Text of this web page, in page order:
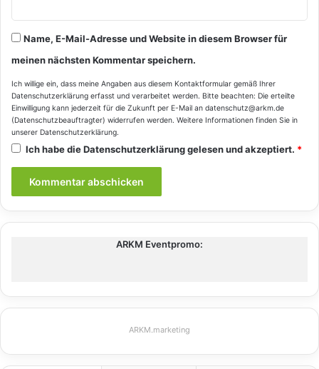
Name, E-Mail-Adresse und Website in diesem Browser für
meinen nächsten Kommentar speichern.
Ich willige ein, dass meine Angaben aus diesem Kontaktformular gemäß Ihrer
Datenschutzerklärung erfasst und verarbeitet werden. Bitte beachten: Die erteilte
Einwilligung kann jederzeit für die Zukunft per E-Mail an datenschutz@arkm.de
(Datenschutzbeauftragter) widerrufen werden. Weitere Informationen finden Sie in
unserer Datenschutzerklärung.
Ich habe dieDatenschutzerklärunggelesen und akzeptiert. *
ARKM Eventpromo:
ARKM.marketing